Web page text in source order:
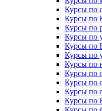
Курсы по
Курсы по
Курсы по
Курсы по
Курсы по
Курсы по
Курсы по
Курсы по
Курсы по
Курсы по
Курсы по